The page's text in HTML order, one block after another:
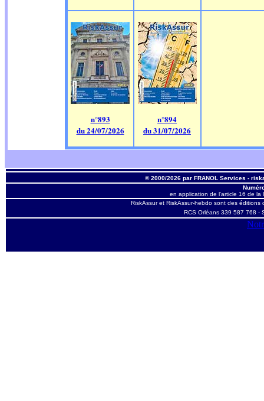
n°893
du 24/07/2026
n°894
du 31/07/2026
© 2000/2026 par FRANOL Services -
en application de l'article 16 de la
RiskAssur et RiskAssur-hebdo sont des
RCS Orléans 339 587 768 -